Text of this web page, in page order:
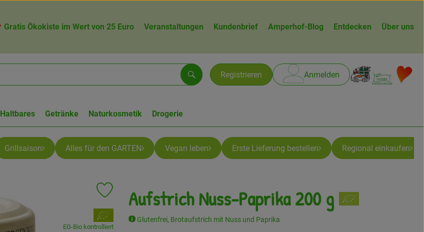
Gratis Ökokiste im Wert von 25 Euro Veranstaltungen Kundenbrief Amperhof-Blog Entdecken Über uns
Registrieren Anmelden
Suchen
Haltbares Getränke Naturkosmetik Drogerie
Grillsaison Alles für den GARTEN Vegan leben Erste Lieferung bestellen Regional einkaufen
Aufstrich Nuss-Paprika 200 g
Glutenfrei, Brotaufstrich mit Nuss und Paprika
Produkt zu Favouriten hinzufügen
, Verband:
EG-Bio kontrolliert